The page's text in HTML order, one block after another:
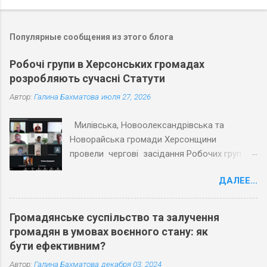
Популярные сообщения из этого блога
Робочі групи в Херсонських громадах
розробляють сучасні Статути
Автор: Галина Бахматова июля 27, 2026
Милівська, Новоолександрівська та
Новорайська громади Херсонщини
провели чергові засідання Робочих груп з
політичних і соціальних досліджень
(ПЦПСД) та з активістами громад, які
Статутів. Під час планових засідань
Робочих груп відповідно до графіку
ДАЛЕЕ...
Громадянське суспільство та залучення
громадян в умовах воєнного стану: як
бути ефективним?
Автор: Галина Бахматова декабря 03, 2024